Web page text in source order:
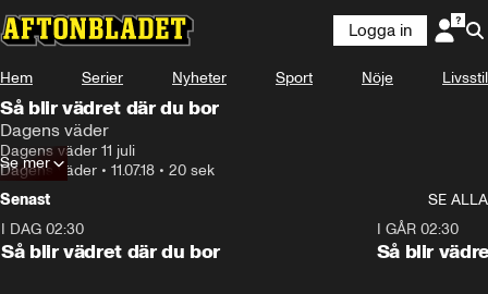
Logga in
Hem Serier Nyheter Sport Nöje Livsstil
Så blir vädret där du bor
Dagens väder
Dagens väder 11 juli
Dagens väder • 11.07.18 • 20 sek
Se mer
Senast
SE ALLA
I DAG 02:30
Så blir vädret där du bor
I GÅR 02:30
Så blir